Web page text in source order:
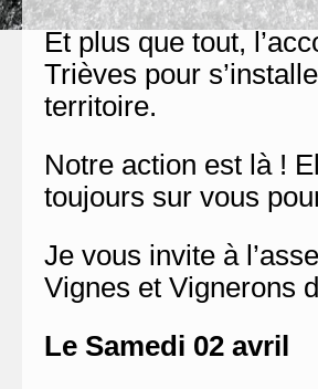
Et plus que tout,
Trièves pour
territoire.
Notre action est là !
toujours sur vous
Je vous invite à
Vignes et Vignerons
Le Samedi 02 avril